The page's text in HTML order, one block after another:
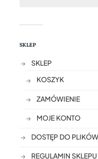
SKLEP
SKLEP
KOSZYK
ZAMÓWIENIE
MOJE KONTO
DOSTĘP DO PLIKÓW
REGULAMIN SKLEPU